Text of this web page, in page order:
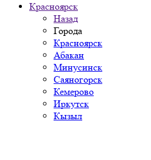
Красноярск
Назад
Города
Красноярск
Абакан
Минусинск
Саяногорск
Кемерово
Иркутск
Кызыл